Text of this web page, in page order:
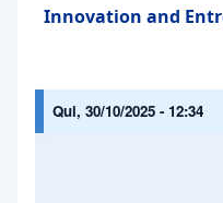
Innovation and
Qui, 30/10/2025 - 12:34